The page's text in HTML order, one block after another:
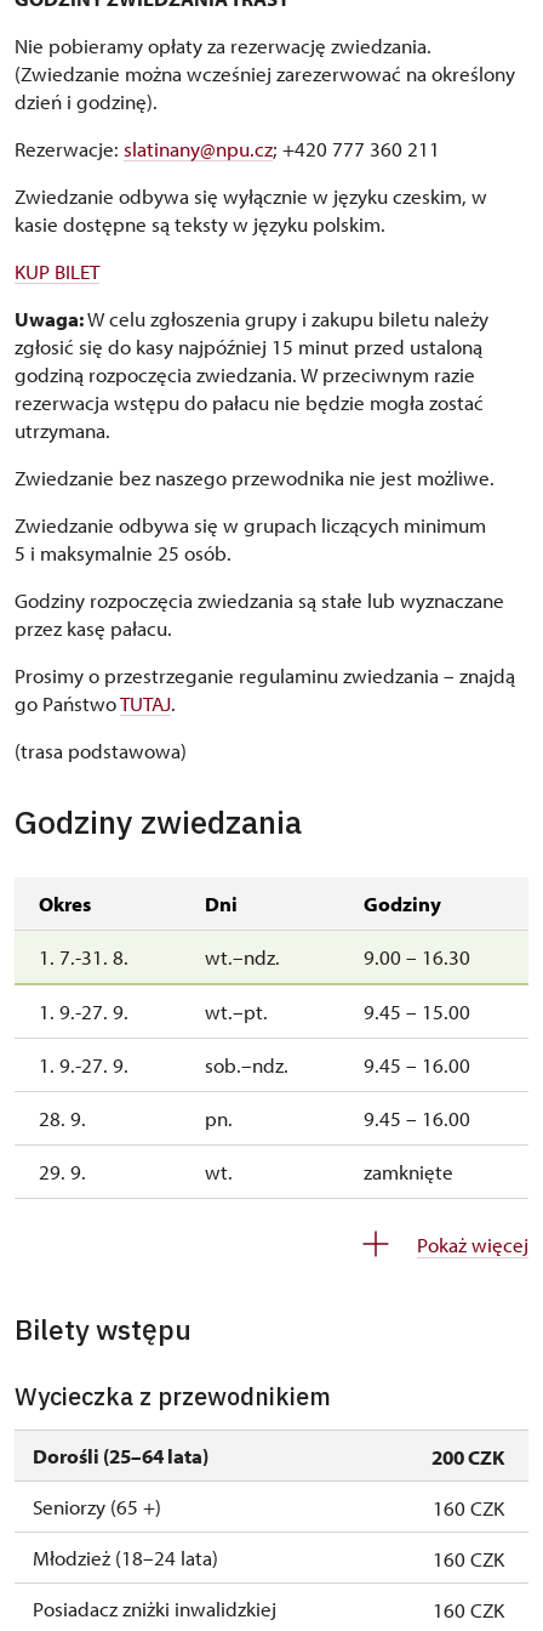
Nie pobieramy opłaty za rezerwację zwiedzania.
(Zwiedzanie można wcześniej zarezerwować na określony
dzień i godzinę).
Rezerwacje: slatinany@npu.cz; +420 777 360 211
Zwiedzanie odbywa się wyłącznie w języku czeskim, w
kasie dostępne są teksty w języku polskim.
KUP BILET
Uwaga:W celu zgłoszenia grupy i zakupu biletu należy
zgłosić się do kasy najpóźniej 15 minut przed ustaloną
godziną rozpoczęcia zwiedzania. W przeciwnym razie
rezerwacja wstępu do pałacu nie będzie mogła zostać
utrzymana.
Zwiedzanie bez naszego przewodnika nie jest możliwe.
Zwiedzanie odbywa się w grupach liczących minimum
5 i maksymalnie 25 osób.
Godziny rozpoczęcia zwiedzania są stałe lub wyznaczane
przez kasę pałacu.
Prosimy o przestrzeganie regulaminu zwiedzania – znajdą
go PaństwoTUTAJ.
(trasa podstawowa)
Godziny zwiedzania
Okres Dni Godziny
1. 7.-31. 8. wt.–ndz. 9.00 – 16.30
1. 9.-27. 9. wt.–pt. 9.45 – 15.00
1. 9.-27. 9. sob.–ndz. 9.45 – 16.00
28. 9. pn. 9.45 – 16.00
29. 9. wt. zamknięte
26. 10.-30. 10.
Pokaż więcej
Bilety wstępu
Wycieczka z przewodnikiem
Dorośli (25–64 lata)
200 CZK
Seniorzy (65 +)
160 CZK
Młodzież (18–24 lata)
160 CZK
Posiadacz zniżki inwalidzkiej
160 CZK